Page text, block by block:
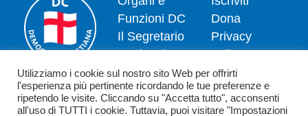
Funzioni DC
Il Segretario
Nazionale
Dipartimenti
News
Contatti
Dona
Privacy
policy
Politica dei
cookie
Utilizziamo i cookie sul nostro sito Web per offrirti
l'esperienza più pertinente ricordando le tue preferenze e
ripetendo le visite. Cliccando su "Accetta tutto", acconsenti
all'uso di TUTTI i cookie. Tuttavia, puoi visitare "Impostazioni